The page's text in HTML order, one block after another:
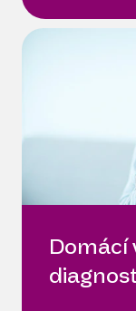
Domácí